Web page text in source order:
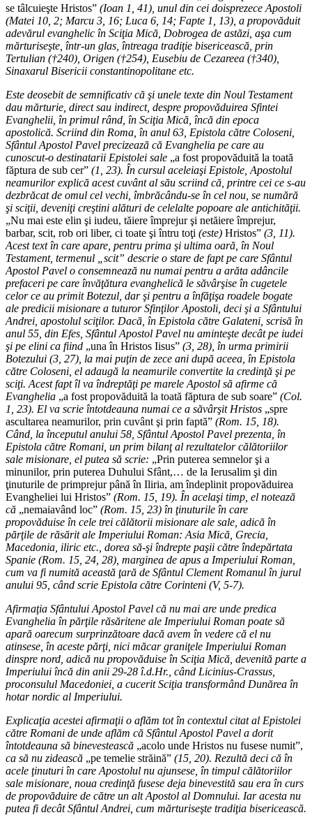
se tâlcuieşte Hristos” (Ioan 1, 41), unul din cei doisprezece Apostoli
(Matei 10, 2; Marcu 3, 16; Luca 6, 14; Fapte 1, 13), a propovăduit
adevărul evanghelic în Sciţia Mică, Dobrogea de astăzi, aşa cum
mărturiseşte, într-un glas, întreaga tradiţie bisericească, prin
Tertulian (†240), Origen (†254), Eusebiu de Cezareea (†340),
Sinaxarul Bisericii constantinopolitane etc.
Este deosebit de semnificativ că şi unele texte din Noul Testament
dau mărturie, direct sau indirect, despre propovăduirea Sfintei
Evanghelii, în primul rând, în Sciţia Mică, încă din epoca
apostolică. Scriind din Roma, în anul 63, Epistola către Coloseni,
Sfântul Apostol Pavel precizează că Evanghelia pe care au
cunoscut-o destinatarii Epistolei sale „a fost propovăduită la toată
făptura de sub cer” (1, 23). În cursul aceleiaşi Epistole, Apostolul
neamurilor explică acest cuvânt al său scriind că, printre cei ce s-au
dezbrăcat de omul cel vechi, îmbrăcându-se în cel nou, se numără
şi sciţii, deveniţi creştini alături de celelalte popoare ale antichităţii.
„Nu mai este elin şi iudeu, tăiere împrejur şi netăiere împrejur,
barbar, scit, rob ori liber, ci toate şi întru toţi (este) Hristos” (3, 11).
Acest text în care apare, pentru prima şi ultima oară, în Noul
Testament, termenul „scit” descrie o stare de fapt pe care Sfântul
Apostol Pavel o consemnează nu numai pentru a arăta adâncile
prefaceri pe care învăţătura evanghelică le săvârşise în cugetele
celor ce au primit Botezul, dar şi pentru a înfăţişa roadele bogate
ale predicii misionare a tuturor Sfinţilor Apostoli, deci şi a Sfântului
Andrei, apostolul sciţilor. Dacă, în Epistola către Galateni, scrisă în
anul 55, din Efes, Sfântul Apostol Pavel nu aminteşte decât pe iudei
şi pe elini ca fiind „una în Hristos Iisus” (3, 28), în urma primirii
Botezului (3, 27), la mai puţin de zece ani după aceea, în Epistola
către Coloseni, el adaugă la neamurile convertite la credinţă şi pe
sciţi. Acest fapt îl va îndreptăţi pe marele Apostol să afirme că
Evanghelia „a fost propovăduită la toată făptura de sub soare” (Col.
1, 23). El va scrie întotdeauna numai ce a săvârşit Hristos „spre
ascultarea neamurilor, prin cuvânt şi prin faptă” (Rom. 15, 18).
Când, la începutul anului 58, Sfântul Apostol Pavel prezenta, în
Epistola către Romani, un prim bilanţ al rezultatelor călătoriilor
sale misionare, el putea să scrie: „Prin puterea semnelor şi a
minunilor, prin puterea Duhului Sfânt,… de la Ierusalim şi din
ţinuturile de primprejur până în Iliria, am îndeplinit propovăduirea
Evangheliei lui Hristos” (Rom. 15, 19). În acelaşi timp, el notează
că „nemaiavând loc” (Rom. 15, 23) în ţinuturile în care
propovăduise în cele trei călătorii misionare ale sale, adică în
părţile de răsărit ale Imperiului Roman: Asia Mică, Grecia,
Macedonia, iliric etc., dorea să-şi îndrepte paşii către îndepărtata
Spanie (Rom. 15, 24, 28), marginea de apus a Imperiului Roman,
cum va fi numită această ţară de Sfântul Clement Romanul în jurul
anului 95, când scrie Epistola către Corinteni (V, 5-7).
Afirmaţia Sfântului Apostol Pavel că nu mai are unde predica
Evanghelia în părţile răsăritene ale Imperiului Roman poate să
apară oarecum surprinzătoare dacă avem în vedere că el nu
atinsese, în aceste părţi, nici măcar graniţele Imperiului Roman
dinspre nord, adică nu propovăduise în Sciţia Mică, devenită parte a
Imperiului încă din anii 29-28 î.d.Hr., când Licinius-Crassus,
proconsulul Macedoniei, a cucerit Sciţia transformând Dunărea în
hotar nordic al Imperiului.
Explicaţia acestei afirmaţii o aflăm tot în contextul citat al Epistolei
către Romani de unde aflăm că Sfântul Apostol Pavel a dorit
întotdeauna să binevestească „acolo unde Hristos nu fusese numit”,
ca să nu zidească „pe temelie străină” (15, 20). Rezultă deci că în
acele ţinuturi în care Apostolul nu ajunsese, în timpul călătoriilor
sale misionare, noua credinţă fusese deja binevestită sau era în curs
de propovăduire de către un alt Apostol al Domnului. Iar acesta nu
putea fi decât Sfântul Andrei, cum mărturiseşte tradiţia bisericească.